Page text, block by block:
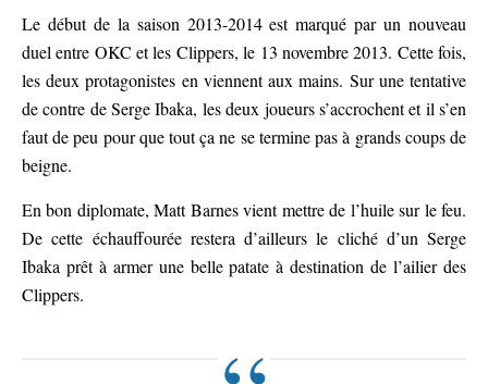
Le début de la saison 2013-2014 est marqué par un nouveau
duel entre OKC et les Clippers, le 13 novembre 2013. Cette fois,
les deux protagonistes en viennent aux mains. Sur une tentative
de contre de Serge Ibaka, les deux joueurs s’accrochent et il s’en
faut de peu pour que tout ça ne se termine pas à grands coups de
beigne.
En bon diplomate, Matt Barnes vient mettre de l’huile sur le feu.
De cette échauffourée restera d’ailleurs le cliché d’un Serge
Ibaka prêt à armer une belle patate à destination de l’ailier des
Clippers.